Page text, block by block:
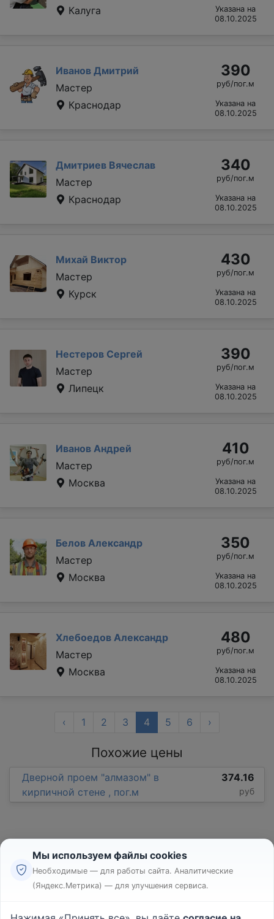
Калуга
Указана на
08.10.2025
Иванов Дмитрий
Мастер
Краснодар
390
руб/пог.м
Указана на
08.10.2025
Дмитриев Вячеслав
Мастер
Краснодар
340
руб/пог.м
Указана на
08.10.2025
Михай Виктор
Мастер
Курск
430
руб/пог.м
Указана на
08.10.2025
Нестеров Сергей
Мастер
Липецк
390
руб/пог.м
Указана на
08.10.2025
Иванов Андрей
Мастер
Москва
410
руб/пог.м
Указана на
08.10.2025
Белов Александр
Мастер
Москва
350
руб/пог.м
Указана на
08.10.2025
Хлебоедов Александр
Мастер
Москва
480
руб/пог.м
Указана на
08.10.2025
‹ 1 2 3 4 5 6 ›
Похожие цены
Дверной проем "алмазом" в
кирпичной стене , пог.м
374.16
руб
Реклама
Мы используем файлы cookies
Необходимые — для работы сайта. Аналитические
(Яндекс.Метрика) — для улучшения сервиса.